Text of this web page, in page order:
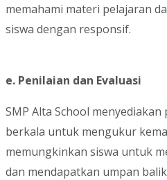
memahami materi pelajaran
siswa dengan responsif.
e. Penilaian dan Evaluasi
SMP Alta School
berkala untuk mengukur
memungkinkan siswa untuk
dan mendapatkan umpan